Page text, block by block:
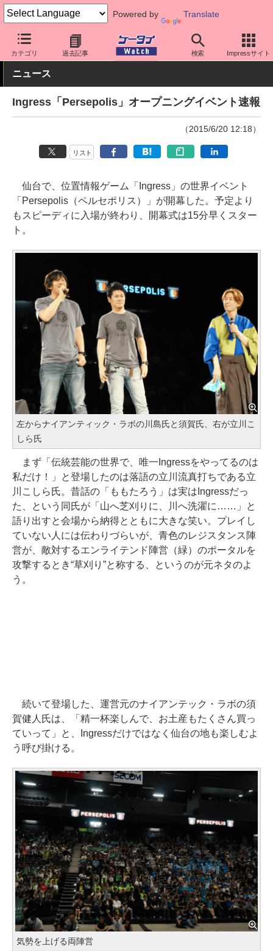
Powered by Translate
カテゴリ 過去記事 検索 Impressサイト
ケータイ Watch OS iPhone (iOS) アプリ・サービス
ニュース
Ingress「Persepolis」オープニングイベント速報
（2015/6/20 12:18）
リスト
仙台で、位置情報ゲーム「Ingress」の世界イベント
「Persepolis（ペルセポリス）」が開幕した。予定より
もスピーディに入場が終わり、開幕式は15分早くスター
ト。
左からナイアンティック・ラボの川島氏と須賀氏、右が立川こ
しら氏
まず「伝統芸能の世界で、唯一Ingressをやってるのは
私だけ！」と登場したのは落語の立川流真打ちである立
川こしら氏。昔話の「ももたろう」は実はIngressだっ
た、という同氏が「山へ芝刈りに、川へ洗濯に……」と
語り出すと会場から納得とともに大きな笑い。プレイし
ていない人には伝わりづらいが、青色のレジスタンス陣
営が、敵対するエンライテンド陣営（緑）のポータルを
攻撃するとき“草刈り”と称する、というのが元ネタのよ
う。
続いて登場した、運営元のナイアンテック・ラボの須
賀健人氏は、「精一杯楽しんで、お土産もたくさん買っ
ていって」と、Ingressだけではなく仙台の地も楽しむよ
う呼び掛ける。
気勢を上げる両陣営